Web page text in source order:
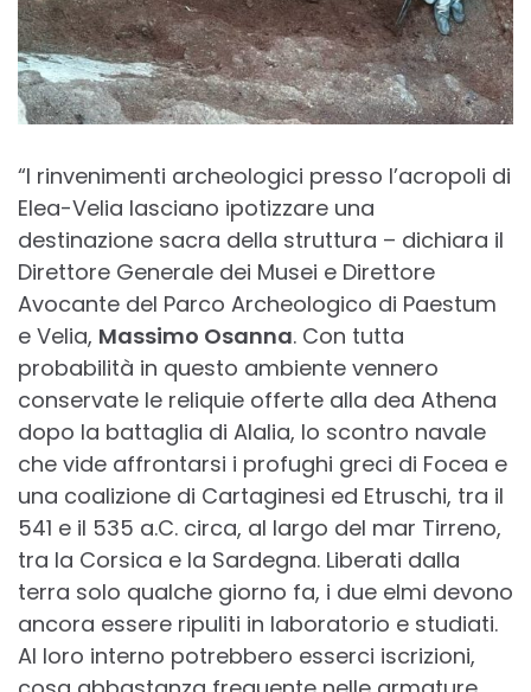
“I rinvenimenti archeologici presso l’acropoli di
Elea-Velia lasciano ipotizzare una
destinazione sacra della struttura – dichiara il
Direttore Generale dei Musei e Direttore
Avocante del Parco Archeologico di Paestum
e Velia, Massimo Osanna. Con tutta
probabilità in questo ambiente vennero
conservate le reliquie offerte alla dea Athena
dopo la battaglia di Alalia, lo scontro navale
che vide affrontarsi i profughi greci di Focea e
una coalizione di Cartaginesi ed Etruschi, tra il
541 e il 535 a.C. circa, al largo del mar Tirreno,
tra la Corsica e la Sardegna. Liberati dalla
terra solo qualche giorno fa, i due elmi devono
ancora essere ripuliti in laboratorio e studiati.
Al loro interno potrebbero esserci iscrizioni,